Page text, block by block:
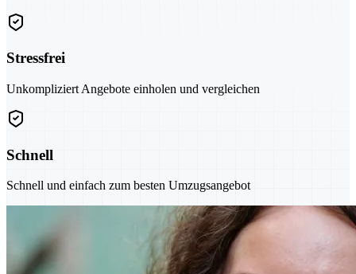
Stressfrei
Unkompliziert Angebote einholen und vergleichen
Schnell
Schnell und einfach zum besten Umzugsangebot